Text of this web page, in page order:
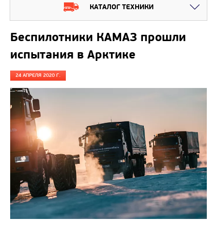
КАТАЛОГ ТЕХНИКИ
Беспилотники КАМАЗ прошли
испытания в Арктике
24 АПРЕЛЯ 2020 Г.